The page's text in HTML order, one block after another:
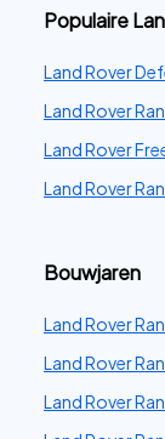
Populaire
Land Rover
Land Rover
Land Rover
Land Rover
Bouwjaren
Land Rover
Land Rover
Land Rover